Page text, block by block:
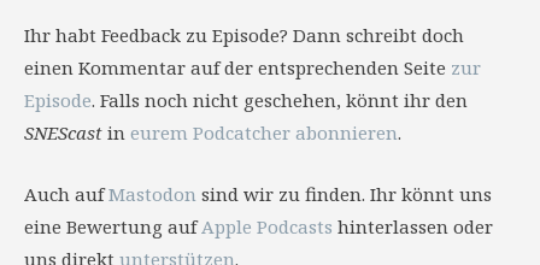
Ihr habt Feedback zu Episode? Dann schreibt doch
einen Kommentar auf der entsprechenden Seite zur
Episode. Falls noch nicht geschehen, könnt ihr den
SNEScast in eurem Podcatcher abonnieren.
Auch aufMastodon sind wir zu finden. Ihr könnt uns
eine Bewertung aufApple Podcasts hinterlassen oder
uns direkt unterstützen.